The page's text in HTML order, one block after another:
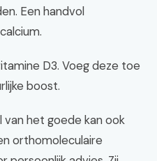
Een handvol
D3. Voeg deze toe
boost.
van het goede kan ook
orthomoleculaire